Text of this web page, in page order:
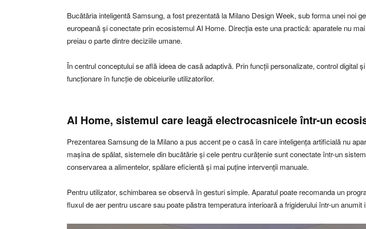
Bucătăria inteligentă Samsung, a fost prezentată la Milano Design Week, sub forma unei noi
europeană și conectate prin ecosistemul AI Home. Direcția este una practică: aparatele nu
preiau o parte dintre deciziile umane.
În centrul conceptului se află ideea de casă adaptivă. Prin funcții personalizate, control digital
funcționare în funcție de obiceiurile utilizatorilor.
AI Home, sistemul care leagă electrocasnicele într-un
Prezentarea Samsung de la Milano a pus accent pe o casă în care inteligența artificială nu
mașina de spălat, sistemele din bucătărie și cele pentru curățenie sunt conectate într-un
conservarea a alimentelor, spălare eficientă și mai puține intervenții manuale.
Pentru utilizator, schimbarea se observă în gesturi simple. Aparatul poate recomanda un
fluxul de aer pentru uscare sau poate păstra temperatura interioară a frigiderului într-un anumit